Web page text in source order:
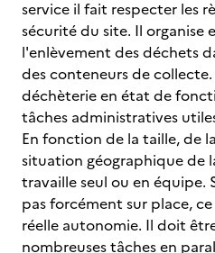
service il fait respecter les
sécurité du site. Il organise
l'enlèvement des déchets
des conteneurs de
déchèterie en état de
tâches administratives
En fonction de la taille, de
situation géographique de
travaille seul ou en équipe.
pas forcément sur place,
réelle autonomie. Il doit
nombreuses tâches en